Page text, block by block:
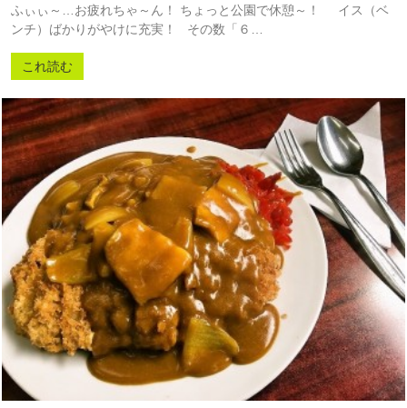
ふぃぃ～…お疲れちゃ～ん！ ちょっと公園で休憩～！ イス（ベ
ンチ）ばかりがやけに充実！ その数「６…
これ読む